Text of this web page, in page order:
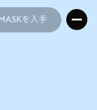
を入手